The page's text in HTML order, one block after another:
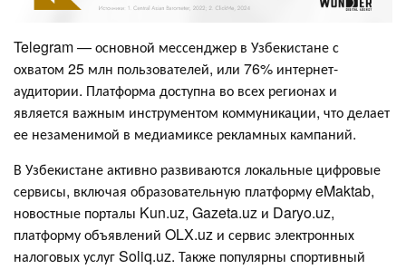
Telegram — основной мессенджер в Узбекистане с
охватом 25 млн пользователей, или 76% интернет-
аудитории. Платформа доступна во всех регионах и
является важным инструментом коммуникации, что делает
ее незаменимой в медиамиксе рекламных кампаний.
В Узбекистане активно развиваются локальные цифровые
сервисы, включая образовательную платформу eMaktab,
новостные порталы Kun.uz, Gazeta.uz и Daryo.uz,
платформу объявлений OLX.uz и сервис электронных
налоговых услуг Soliq.uz. Также популярны спортивный